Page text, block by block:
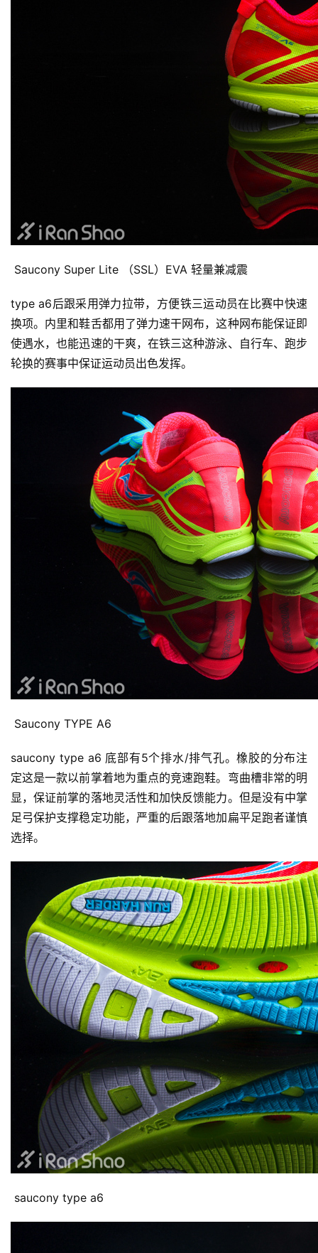
户
选
运
动
集
Saucony Super Lite （SSL）EVA 轻量兼减震
type a6后跟采用弹力拉带，方便铁三运动员在比赛中快速
换项。内里和鞋舌都用了弹力速干网布，这种网布能保证即
使遇水，也能迅速的干爽，在铁三这种游泳、自行车、跑步
轮换的赛事中保证运动员出色发挥。
Saucony TYPE A6
saucony type a6 底部有5个排水/排气孔。橡胶的分布注
定这是一款以前掌着地为重点的竞速跑鞋。弯曲槽非常的明
显，保证前掌的落地灵活性和加快反馈能力。但是没有中掌
足弓保护支撑稳定功能，严重的后跟落地加扁平足跑者谨慎
选择。
saucony type a6